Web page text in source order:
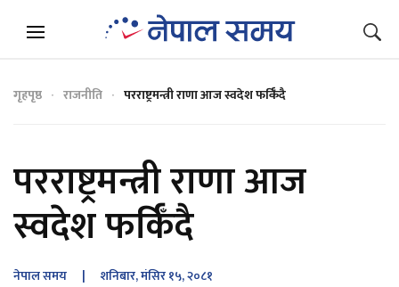
गृहपृष्ठ राजनीति परराष्ट्रमन्त्री राणा आज स्वदेश फर्किँदै
परराष्ट्रमन्त्री राणा आज
स्वदेश फर्किँदै
नेपाल समय | शनिबार, मंसिर १५, २०८१